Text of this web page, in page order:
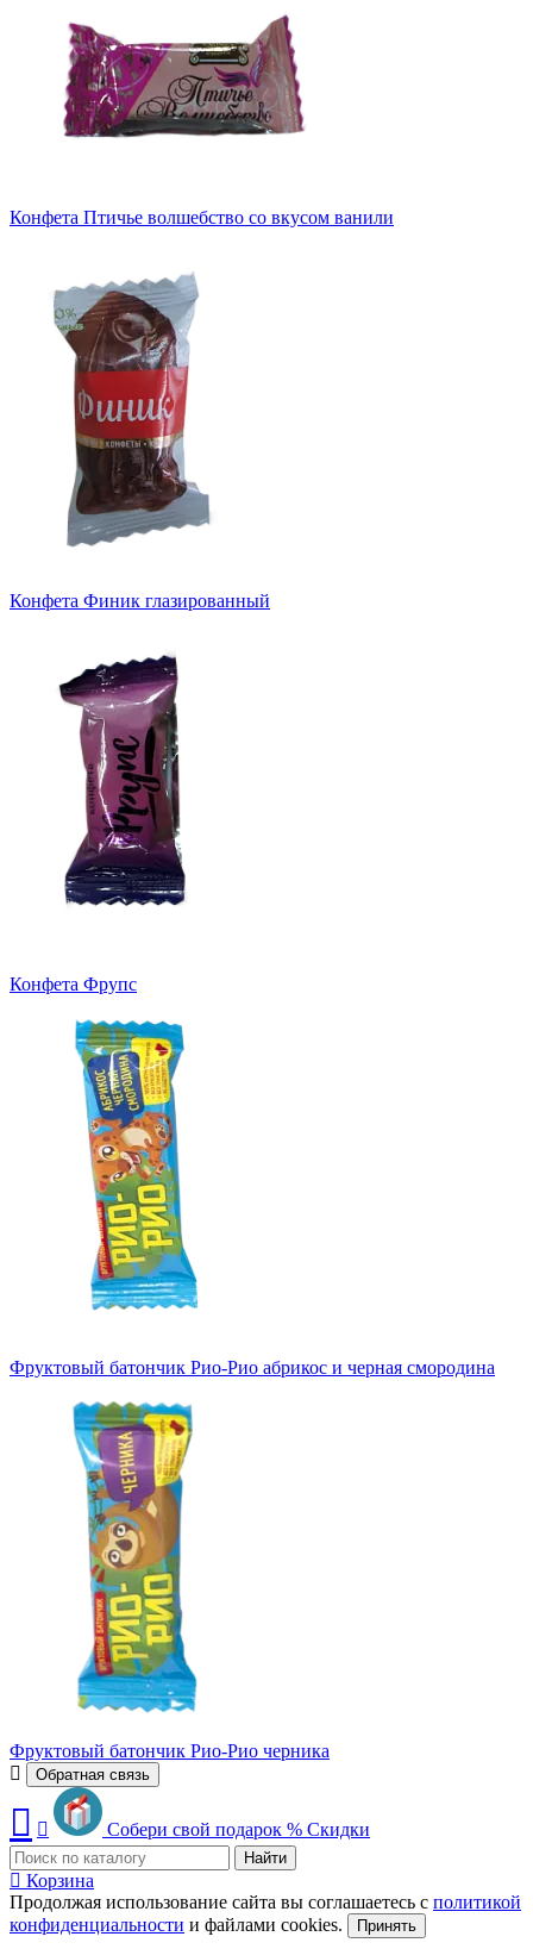
Конфета Птичье волшебство со вкусом ванили
Конфета Финик глазированный
Конфета Фрупс
Фруктовый батончик Рио-Рио абрикос и черная смородина
Фруктовый батончик Рио-Рио черника
Обратная связь
Собери свой подарок % Скидки
Найти
Корзина
Продолжая использование сайта вы соглашаетесь с политикой
конфиденциальности и файлами cookies. Принять